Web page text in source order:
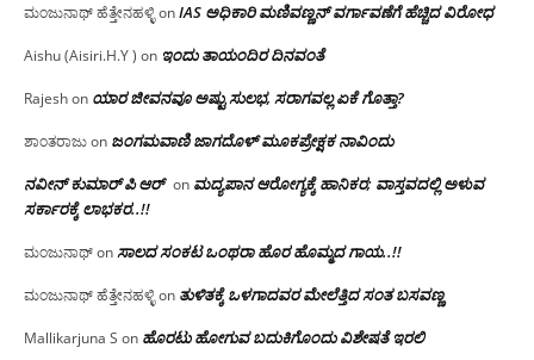
ಮಂಜುನಾಥ್ ಹೆತ್ತೇನಹಳ್ಳಿonIAS ಅಧಿಕಾರಿ ಮಣಿವಣ್ಣನ್ ವರ್ಗಾವಣೆಗೆ ಹೆಚ್ಚಿದ‌ ವಿರೋಧ
Aishu (Aisiri.H.Y ) on ಇಂದು ತಾಯಂದಿರ ದಿನವಂತೆ
Rajeshon ಯಾರ ಜೀವನವೂ ಅಷ್ಟು ಸುಲಭ, ಸರಾಗವಲ್ಲ ಏಕೆ ಗೊತ್ತಾ?
ಶಾಂತರಾಜುon ಜಂಗಮವಾಣಿ ಜಾಗದೊಳ್ ಮೂಕಪ್ರೇಕ್ಷಕ ನಾವಿಂದು
ನವೀನ್ ಕುಮಾರ್ ಪಿ ಆರ್ on ಮದ್ಯಪಾನ ಆರೋಗ್ಯಕ್ಕೆ ಹಾನಿಕರ; ವಾಸ್ತವದಲ್ಲಿ ಅಳುವ
ಸರ್ಕಾರಕ್ಕೆ ಲಾಭಕರ..!!
ಮಂಜುನಾಥ್onಸಾಲದ ಸಂಕಟ ಒಂಥರಾ ಹೊರ ಹೊಮ್ಮದ ಗಾಯ..!!
ಮಂಜುನಾಥ್ ಹೆತ್ತೇನಹಳ್ಳಿon ತುಳಿತಕ್ಕೆ ಒಳಗಾದವರ ಮೇಲೆತ್ತಿದ ಸಂತ ಬಸವಣ್ಣ
Mallikarjuna S on ಹೊರಟು ಹೋಗುವ ಬದುಕಿಗೊಂದು ವಿಶೇಷತೆ ಇರಲಿ